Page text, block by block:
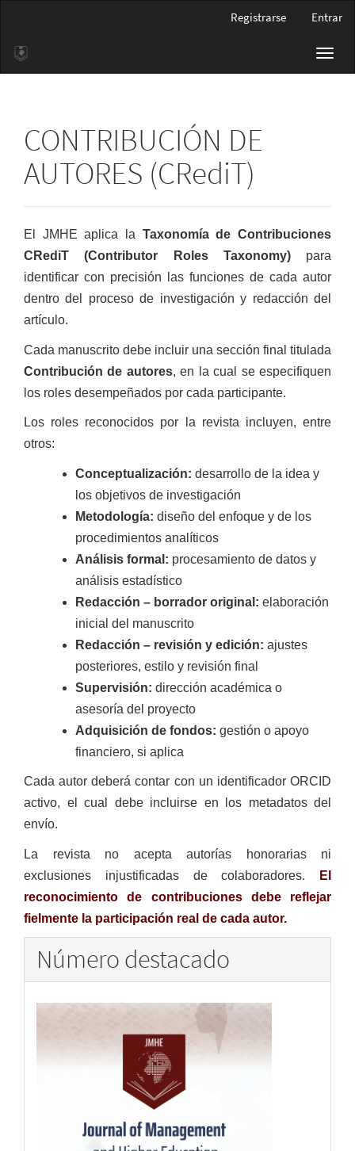
Barra
Registrarse Entrar
CONTRIBUCIÓN DE
AUTORES (CRediT)
El JMHE aplica la Taxonomía de Contribuciones
CRediT (Contributor Roles Taxonomy)para
identificar con precisión las funciones de cada autor
dentro del proceso de investigación y redacción del
artículo.
Cada manuscrito debe incluir una sección final titulada
Contribución de autores, en la cual se especifiquen
los roles desempeñados por cada participante.
Los roles reconocidos por la revista incluyen, entre
otros:
Conceptualización: desarrollo de la idea y
los objetivos de investigación
Metodología: diseño del enfoque y de los
procedimientos analíticos
Análisis formal: procesamiento de datos y
análisis estadístico
Redacción – borrador original: elaboración
inicial del manuscrito
Redacción – revisión y edición: ajustes
posteriores, estilo y revisión final
Supervisión: dirección académica o
asesoría del proyecto
Adquisición de fondos: gestión o apoyo
financiero, si aplica
Cada autor deberá contar con un identificador ORCID
activo, el cual debe incluirse en los metadatos del
envío.
La revista no acepta autorías honorarias ni
exclusiones injustificadas de colaboradores.
El
reconocimiento de contribuciones debe reflejar
fielmente la participación real de cada autor.
Número destacado